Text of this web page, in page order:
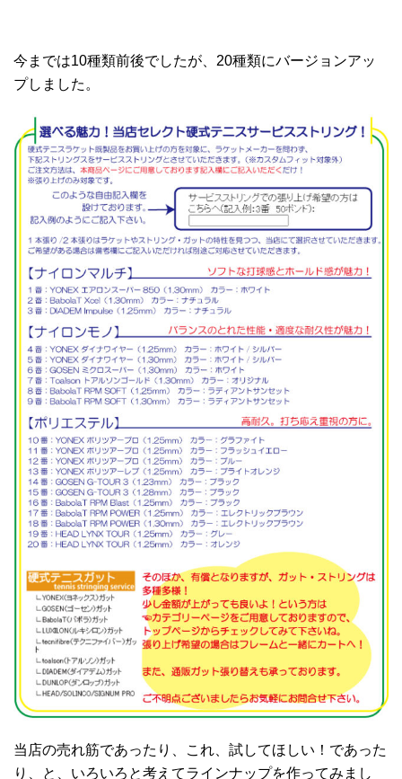
今までは10種類前後でしたが、20種類にバージョンアッ
プしました。
当店の売れ筋であったり、これ、試してほしい！であった
り、と、いろいろと考えてラインナップを作ってみまし